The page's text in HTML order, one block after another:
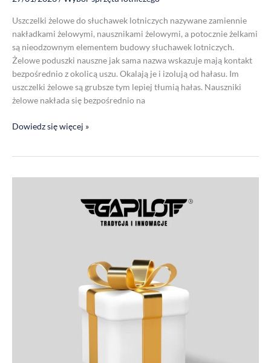
Uszczelki żelowe do słuchawek lotniczych nazywane zamiennie
nakładkami żelowymi, nausznikami żelowymi, a potocznie żelkami
są nieodzownym elementem budowy słuchawek lotniczych.
Żelowe poduszki nauszne jak sama nazwa wskazuje mają kontakt
bezpośrednio z okolicą uszu. Okalają je i izolują od hałasu. Im
uszczelki żelowe są grubsze tym lepiej tłumią hałas. Nauszniki
żelowe nakłada się bezpośrednio na
Dowiedz się więcej »